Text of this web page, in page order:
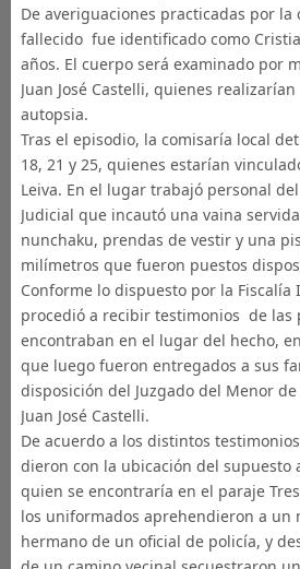
De averiguaciones practicadas por la
fallecido fue identificado como
años. El cuerpo será examinado por
Juan José Castelli, quienes
autopsia.
Tras el episodio, la comisaría local
18, 21 y 25, quienes estarían
Leiva. En el lugar trabajó personal
Judicial que incautó una vaina
nunchaku, prendas de vestir y una
milímetros que fueron puestos
Conforme lo dispuesto por la Fiscalía
procedió a recibir testimonios de las
encontraban en el lugar del hecho,
que luego fueron entregados a sus
disposición del Juzgado del Menor
Juan José Castelli.
De acuerdo a los distintos
dieron con la ubicación del supuesto
quien se encontraría en el paraje
los uniformados aprehendieron a un
hermano de un oficial de policía, y